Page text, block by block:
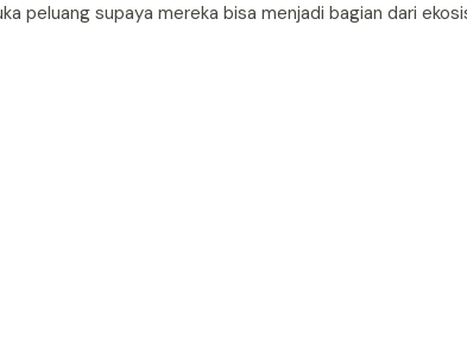
peluang supaya mereka bisa menjadi bagian dari